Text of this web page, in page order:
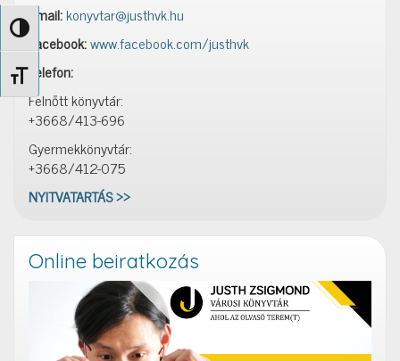
Nagy kontraszt váltása
Betűméret váltása
Email:konyvtar@justhvk.hu
Facebook:www.facebook.com/justhvk
Telefon:
Felnőtt könyvtár:
+3668/413-696
Gyermekkönyvtár:
+3668/412-075
NYITVATARTÁS >>
Online beiratkozás